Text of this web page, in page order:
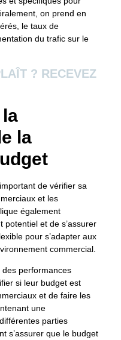
on prend en
le taux de
du trafic sur le
? RECEVEZ
la
de vérifier sa
et les
également
potentiel et de s’assurer
pour s’adapter aux
commercial.
performances
si leur budget est
et de faire les
une
parties
s’assurer que le budget